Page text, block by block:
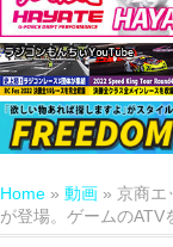
Home » 動画 » 京商エ
が登場。ゲームのATV